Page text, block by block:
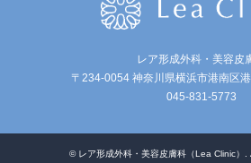
レア形成外科・美容皮
〒234-0054 神奈川県横浜市港南区
045-831-5773
© レア形成外科・美容皮膚科（Lea Clinic） .